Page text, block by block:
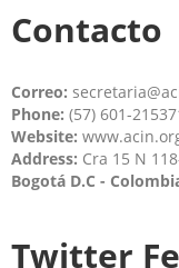
Contacto
Correo:
Phone: (57) 601-
Website:
Address: Cra 15 N
Bogotá D.C -
Twitter